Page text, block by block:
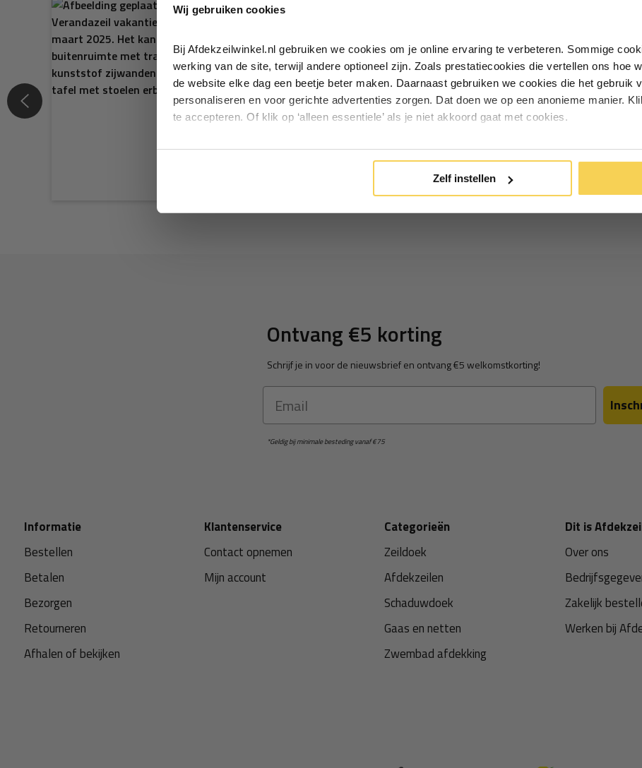
Wij gebruiken cookies
Bij Afdekzeilwinkel.nl gebruiken we cookies om je online ervaring te verbeteren. Sommige
werking van de site, terwijl andere optioneel zijn. Zoals prestatiecookies die vertellen ons hoe
de website elke dag een beetje beter maken. Daarnaast gebruiken we cookies die het gebruik
personaliseren en voor gerichte advertenties zorgen. Dat doen we op een anonieme manier.
te accepteren. Of klik op ‘alleen essentiele’ als je niet akkoord gaat met cookies.
Zelf instellen
Ontvang €5 korting
Schrijf je in voor de nieuwsbrief en ontvang €5 welkomstkorting!
Email
*Geldig bij minimale besteding vanaf €75
Informatie
Bestellen
Betalen
Bezorgen
Retourneren
Afhalen of bekijken
Klantenservice
Contact opnemen
Mijn account
Categorieën
Zeildoek
Afdekzeilen
Schaduwdoek
Gaas en netten
Zwembad afdekking
Dit is
Over ons
Zakelijk
Werken bij
Particulier Zakelijk
Inschrijven